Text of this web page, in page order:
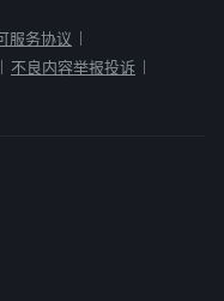
服务协议
不良内容举报投诉